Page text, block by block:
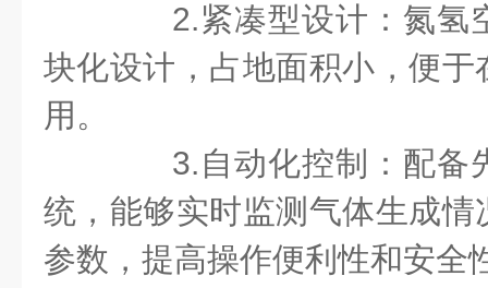
2.紧凑型设计：氮氢
块化设计，占地面积小，便
用。
3.自动化控制：配备
统，能够实时监测气体生成
参数，提高操作便利性和安全